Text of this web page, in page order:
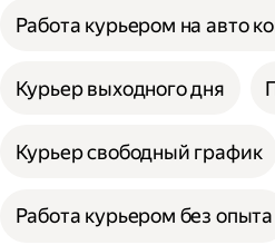
Работа курьером на авто
Курьер выходного дня
Курьер свободный график
Работа курьером без опыта